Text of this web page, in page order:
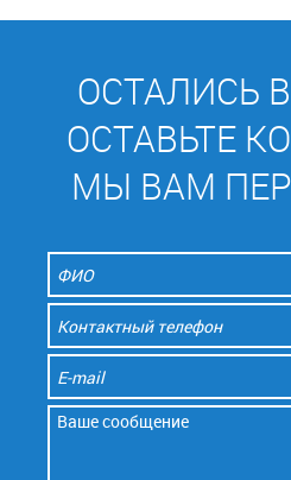
ОСТАЛИСЬ
ОСТАВЬТЕ
МЫ ВАМ